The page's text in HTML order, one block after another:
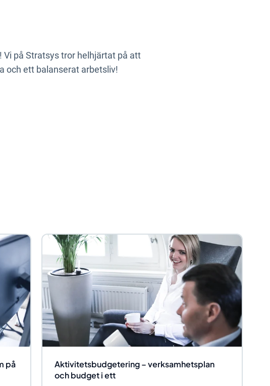
på Stratsys tror helhjärtat på att
och ett balanserat arbetsliv!
på
Aktivitetsbudgetering – verksamhetsplan
och budget i ett